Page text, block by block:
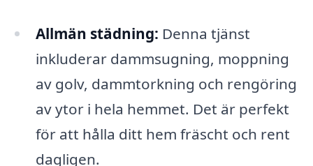
Allmän städning: Denna tjänst
inkluderar dammsugning, moppning
av golv, dammtorkning och rengöring
av ytor i hela hemmet. Det är perfekt
för att hålla ditt hem fräscht och rent
dagligen.